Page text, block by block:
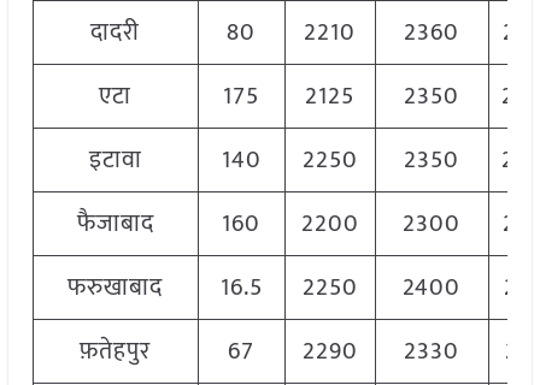
दादरी
80 2210 2360
एटा
175 2125 2350
इटावा
140 2250 2350
फैजाबाद
160 2200 2300
फरुखाबाद
16.5 2250 2400
फ़तेहपुर
67 2290 2330